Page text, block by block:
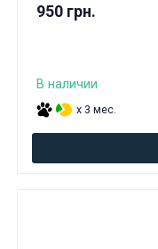
950 грн.
В наличии
x 3 мес.